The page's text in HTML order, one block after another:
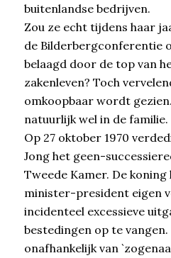
buitenlandse bedrijven.
Zou ze echt tijdens haar
de Bilderbergconferentie
belaagd door de top van
zakenleven? Toch
omkoopbaar wordt
natuurlijk wel in de familie.
Op 27 oktober 1970
Jong het geen-
Tweede Kamer. De koning
minister-president eigen
incidenteel excessieve
bestedingen op te
onafhankelijk van